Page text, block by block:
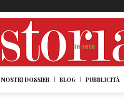
DOSSIER BLOG PUBBLICITÀ